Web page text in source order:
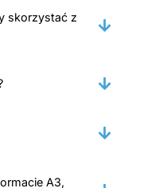
skorzystać z
A3,